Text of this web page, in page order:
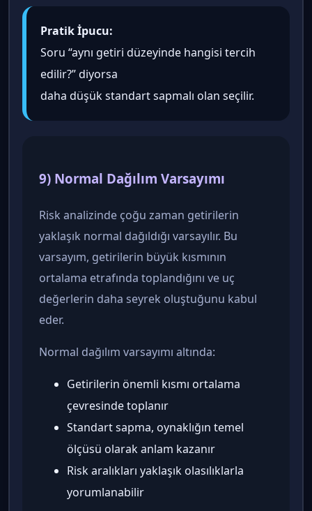
Pratik İpucu:
Soru “aynı getiri düzeyinde hangisi tercih
edilir?” diyorsa
daha düşük standart sapmalı olan seçilir.
9) Normal Dağılım Varsayımı
Risk analizinde çoğu zaman getirilerin
yaklaşık normal dağıldığı varsayılır. Bu
varsayım, getirilerin büyük kısmının
ortalama etrafında toplandığını ve uç
değerlerin daha seyrek oluştuğunu kabul
eder.
Normal dağılım varsayımı altında:
Getirilerin önemli kısmı ortalama
çevresinde toplanır
Standart sapma, oynaklığın temel
ölçüsü olarak anlam kazanır
Risk aralıkları yaklaşık olasılıklarla
yorumlanabilir